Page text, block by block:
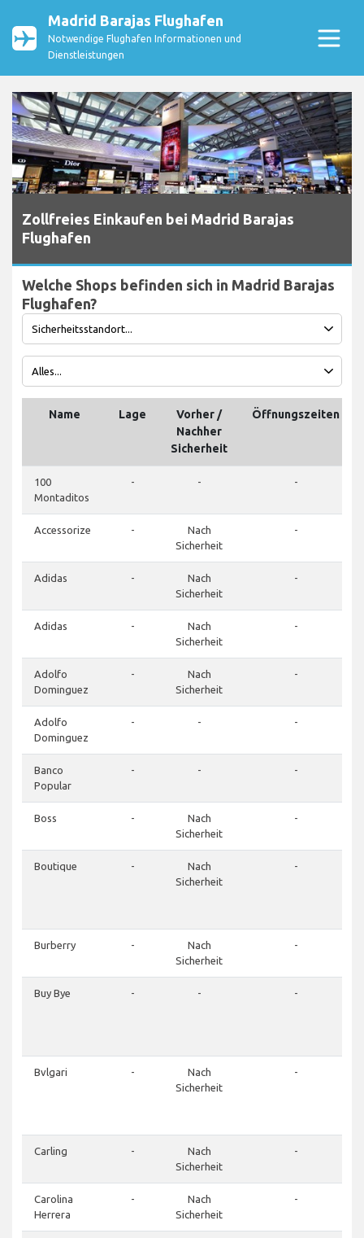
Madrid Barajas Flughafen
Notwendige Flughafen Informationen und
Dienstleistungen
Zollfreies Einkaufen bei Madrid Barajas
Flughafen
Welche Shops befinden sich in Madrid Barajas
Flughafen?
Name Lage
Vorher /
Nachher
Sicherheit
Öffnungszeiten
100
Montaditos
- - -
Accessorize -
Nach
Sicherheit
-
Adidas -
Nach
Sicherheit
-
Adidas -
Nach
Sicherheit
-
Adolfo
Dominguez
-
Nach
Sicherheit
-
Adolfo
Dominguez
- - -
Banco
Popular
- - -
Boss -
Nach
Sicherheit
-
Boutique -
Nach
Sicherheit
-
Burberry -
Nach
Sicherheit
-
Buy Bye - - -
Bvlgari -
Nach
Sicherheit
-
Carling -
Nach
Sicherheit
-
Carolina
Herrera
-
Nach
Sicherheit
-